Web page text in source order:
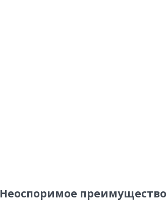
Неоспоримое преимущество